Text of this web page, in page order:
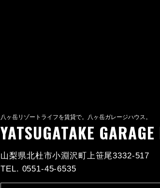
八ヶ岳リゾートライフを賃貸で。八ヶ岳ガレージハウス。
YATSUGATAKE GARAGE
山梨県北杜市小淵沢町上笹尾3332-517
TEL. 0551-45-6535